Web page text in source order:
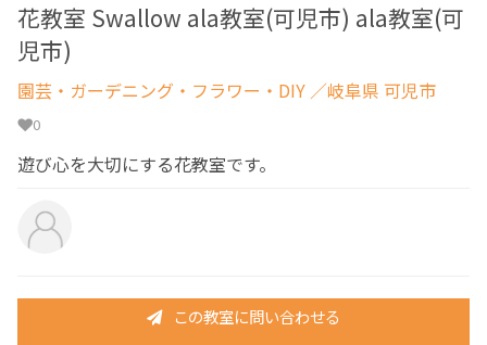
花教室 Swallow ala教室(可児市) ala教室(可
児市)
園芸・ガーデニング・フラワー・DIY ／岐阜県 可児市
0
遊び心を大切にする花教室です。
この教室に問い合わせる